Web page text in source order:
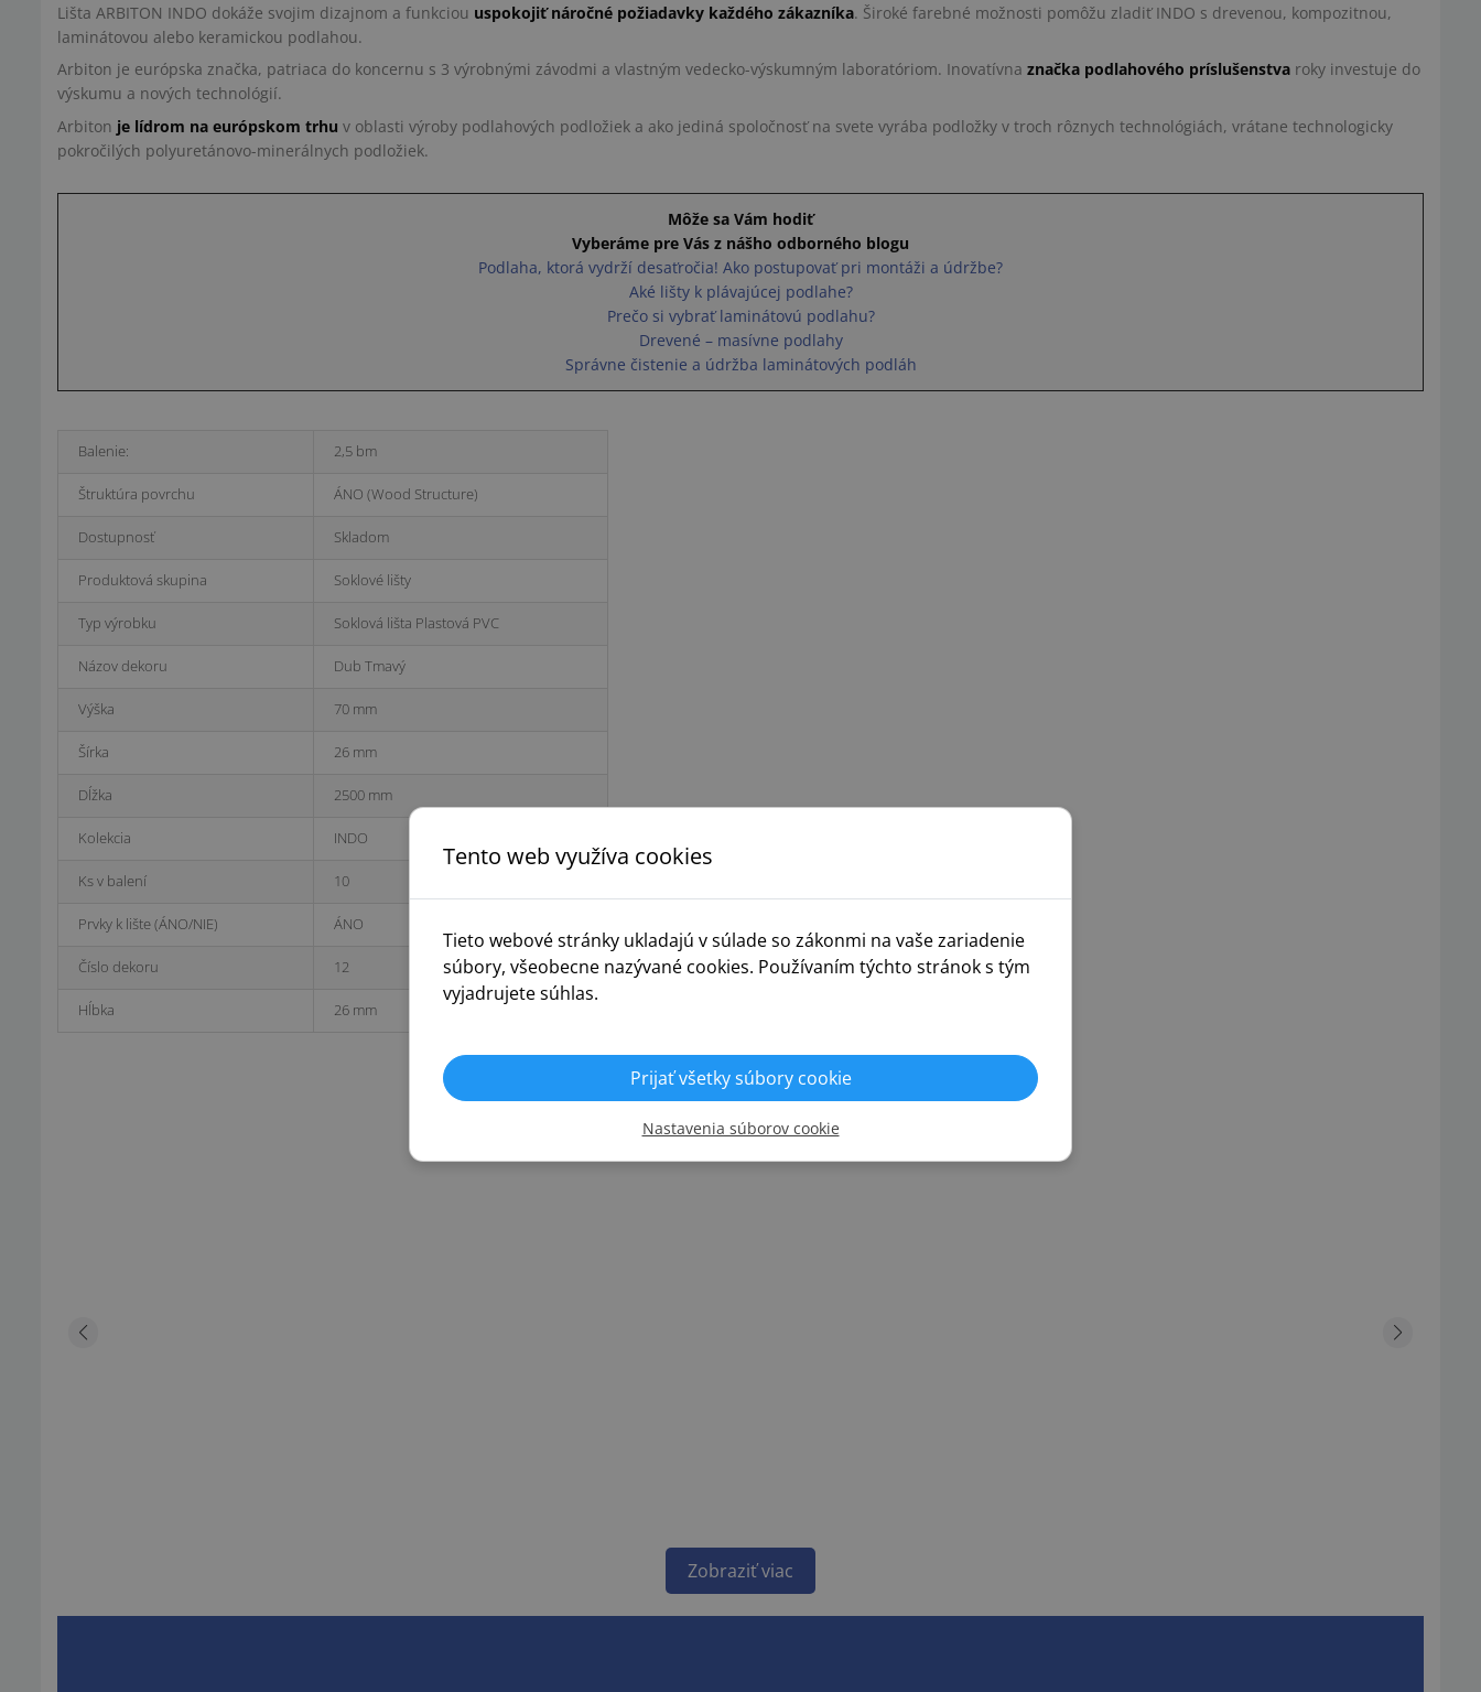
Lišta ARBITON INDO dokáže svojim dizajnom a funkciou uspokojiť náročné požiadavky každého zákazníka. Široké farebné možnosti pomôžu zladiť INDO s drevenou, kompozitnou,
laminátovou alebo keramickou podlahou.
Arbiton je európska značka, patriaca do koncernu s 3 výrobnými závodmi a vlastným vedecko-výskumným laboratóriom. Inovatívna značka podlahového príslušenstva roky investuje do
výskumu a nových technológií.
Arbiton je lídrom na európskom trhu v oblasti výroby podlahových podložiek a ako jediná spoločnosť na svete vyrába podložky v troch rôznych technológiách, vrátane technologicky
pokročilých polyuretánovo-minerálnych podložiek.
Môže sa Vám hodiť
Vyberáme pre Vás z nášho odborného blogu
Podlaha, ktorá vydrží desaťročia! Ako postupovať pri montáži a údržbe?
Aké lišty k plávajúcej podlahe?
Prečo si vybrať laminátovú podlahu?
Drevené – masívne podlahy
Správne čistenie a údržba laminátových podláh
Balenie: 2,5 bm
Štruktúra povrchu ÁNO (Wood Structure)
Dostupnosť Skladom
Produktová skupina Soklové lišty
Typ výrobku Soklová lišta Plastová PVC
Názov dekoru Dub Tmavý
Výška 70 mm
Šírka 26 mm
Dĺžka 2500 mm
Kolekcia INDO
Ks v balení 10
Prvky k lište (ÁNO/NIE) ÁNO
Číslo dekoru 12
Hĺbka 26 mm
REALIZÁCIE
Zobraziť viac
Tento web využíva cookies
Tieto webové stránky ukladajú v súlade so zákonmi na vaše zariadenie
súbory, všeobecne nazývané cookies. Používaním týchto stránok s tým
vyjadrujete súhlas.
Prijať všetky súbory cookie
Nastavenia súborov cookie